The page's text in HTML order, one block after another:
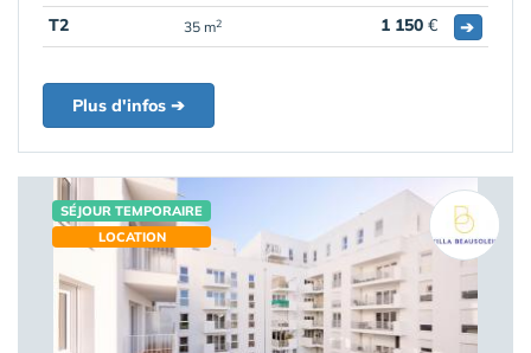
T2 35 m2 1 150 € ➔
Plus d'infos ➔
SÉJOUR TEMPORAIRE
LOCATION